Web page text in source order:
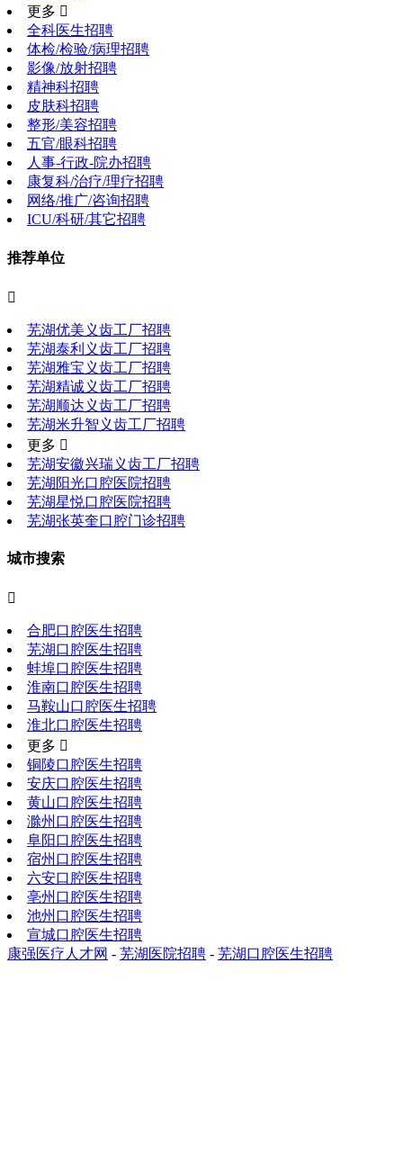
更多 
全科医生招聘
体检/检验/病理招聘
影像/放射招聘
精神科招聘
皮肤科招聘
整形/美容招聘
五官/眼科招聘
人事-行政-院办招聘
康复科/治疗/理疗招聘
网络/推广/咨询招聘
ICU/科研/其它招聘
推荐单位

芜湖优美义齿工厂招聘
芜湖泰利义齿工厂招聘
芜湖雅宝义齿工厂招聘
芜湖精诚义齿工厂招聘
芜湖顺达义齿工厂招聘
芜湖米升智义齿工厂招聘
更多 
芜湖安徽兴瑞义齿工厂招聘
芜湖阳光口腔医院招聘
芜湖星悦口腔医院招聘
芜湖张英奎口腔门诊招聘
城市搜索

合肥口腔医生招聘
芜湖口腔医生招聘
蚌埠口腔医生招聘
淮南口腔医生招聘
马鞍山口腔医生招聘
淮北口腔医生招聘
更多 
铜陵口腔医生招聘
安庆口腔医生招聘
黄山口腔医生招聘
滁州口腔医生招聘
阜阳口腔医生招聘
宿州口腔医生招聘
六安口腔医生招聘
亳州口腔医生招聘
池州口腔医生招聘
宣城口腔医生招聘
康强医疗人才网 - 芜湖医院招聘 - 芜湖口腔医生招聘